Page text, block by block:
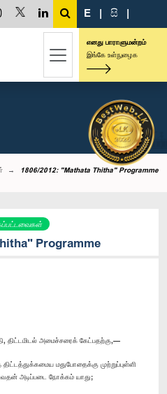
E | සි |
எனது பாராளுமன்றம்
இங்கே உள்நுழைக
1806/2012: "Mathata Thitha" Programme
Programme
திட்டமிடல் அமைச்சரைக் கேட்பதற்கு,—
மதுபோதைக்கு முற்றுப்புள்ளி
அடிப்படை நோக்கம் யாது;